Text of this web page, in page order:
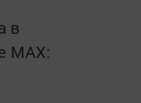
в
MАХ: